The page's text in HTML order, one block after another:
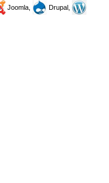
Joomla,
Drupal,